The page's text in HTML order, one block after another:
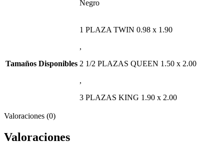
Negro
Tamaños Disponibles
1 PLAZA TWIN 0.98 x 1.90
,
2 1/2 PLAZAS QUEEN 1.50 x 2.00
,
3 PLAZAS KING 1.90 x 2.00
Valoraciones (0)
Valoraciones